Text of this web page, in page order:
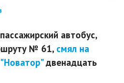
автобус,
№ 61, смял на
"Новатор"двенадцать